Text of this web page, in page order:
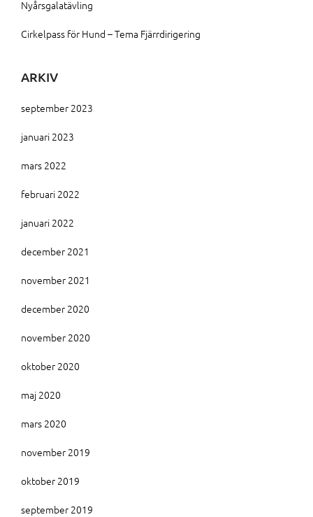
Nyårsgalatävling
Cirkelpass för Hund – Tema Fjärrdirigering
ARKIV
september 2023
januari 2023
mars 2022
februari 2022
januari 2022
december 2021
november 2021
december 2020
november 2020
oktober 2020
maj 2020
mars 2020
november 2019
oktober 2019
september 2019